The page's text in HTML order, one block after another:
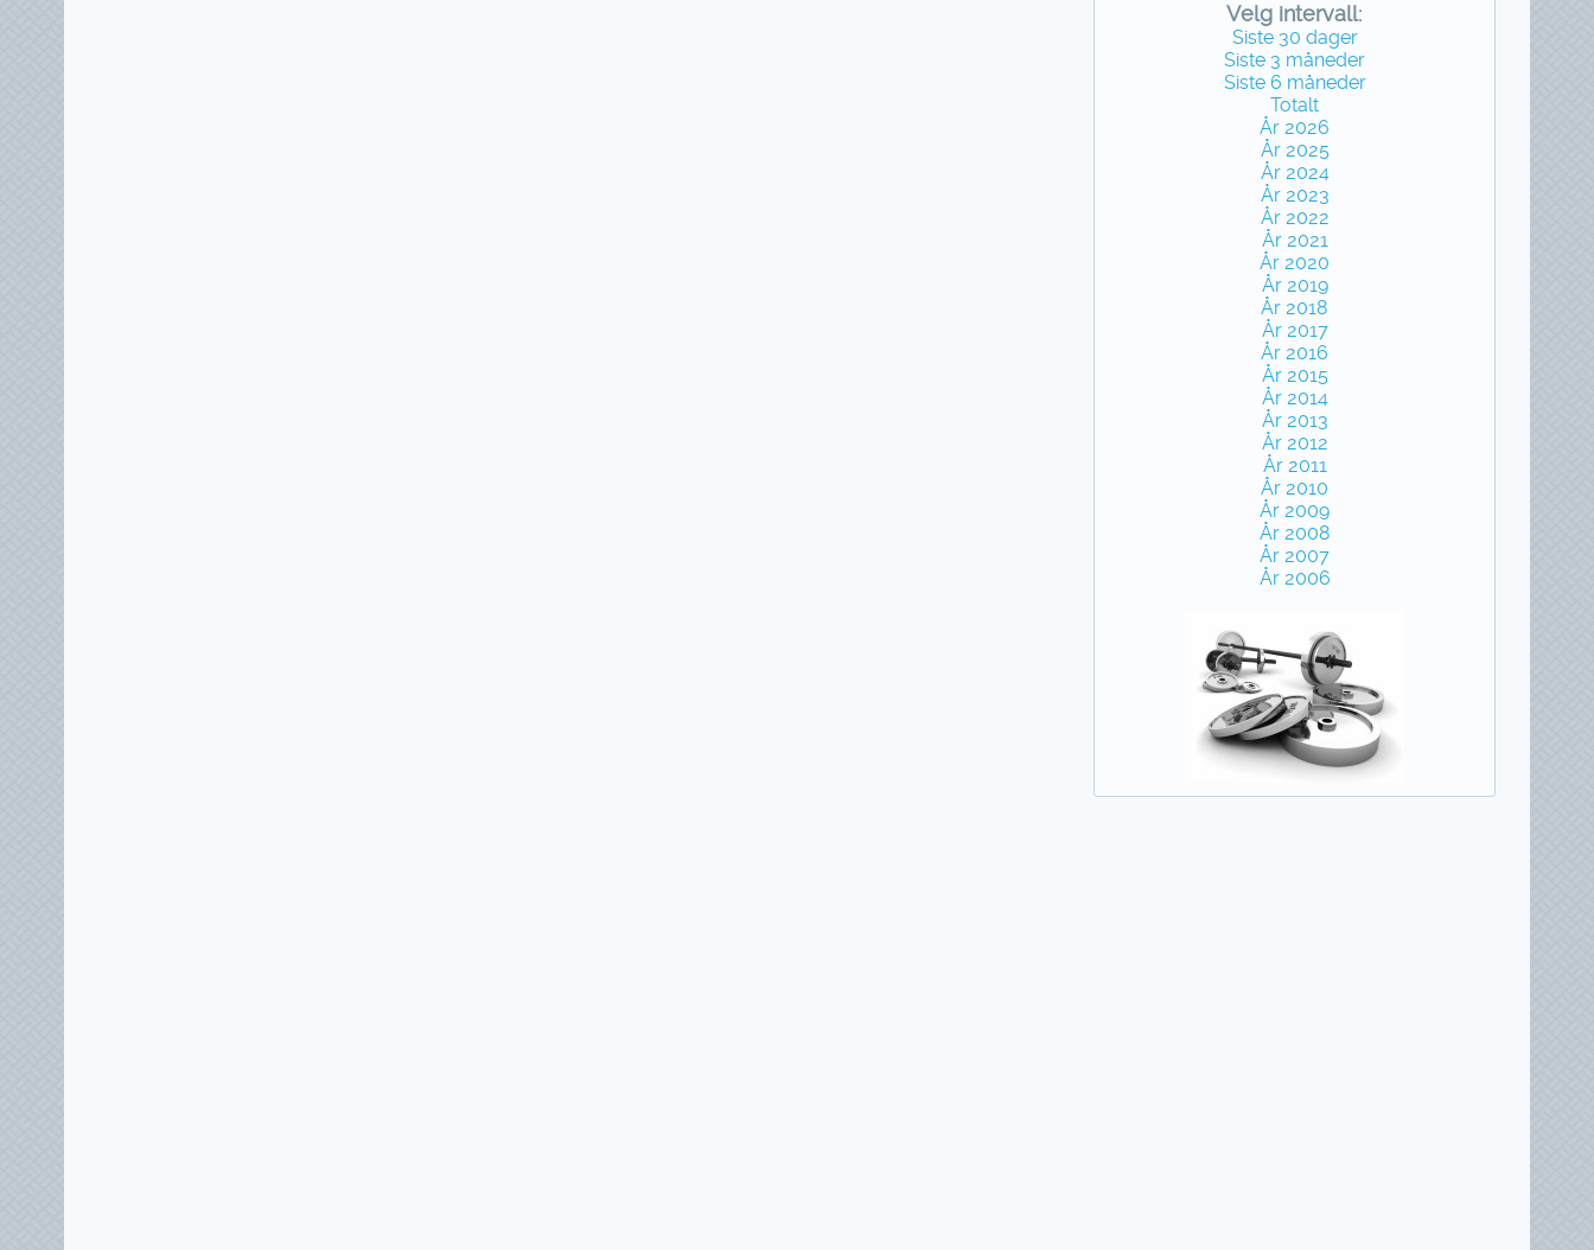
Velg intervall:
Siste 30 dager
Siste 3 måneder
Siste 6 måneder
Totalt
År 2026
År 2025
År 2024
År 2023
År 2022
År 2021
År 2020
År 2019
År 2018
År 2017
År 2016
År 2015
År 2014
År 2013
År 2012
År 2011
År 2010
År 2009
År 2008
År 2007
År 2006